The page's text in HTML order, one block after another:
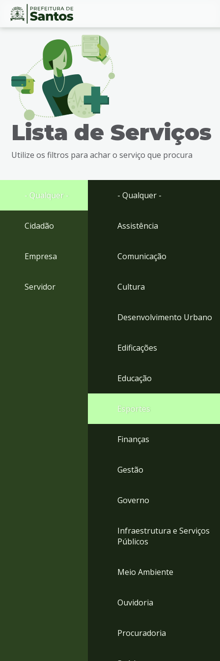
Ir
busca
Ir
rodapé
Conteúdo
Lista de Serviços
Utilize os filtros para achar o serviço que procura
- Qualquer -
Cidadão
Empresa
Servidor
- Qualquer -
Assistência
Comunicação
Cultura
Desenvolvimento Urbano
Edificações
Educação
Esportes
Finanças
Gestão
Governo
Infraestrutura e Serviços
Públicos
Meio Ambiente
Ouvidoria
Procuradoria